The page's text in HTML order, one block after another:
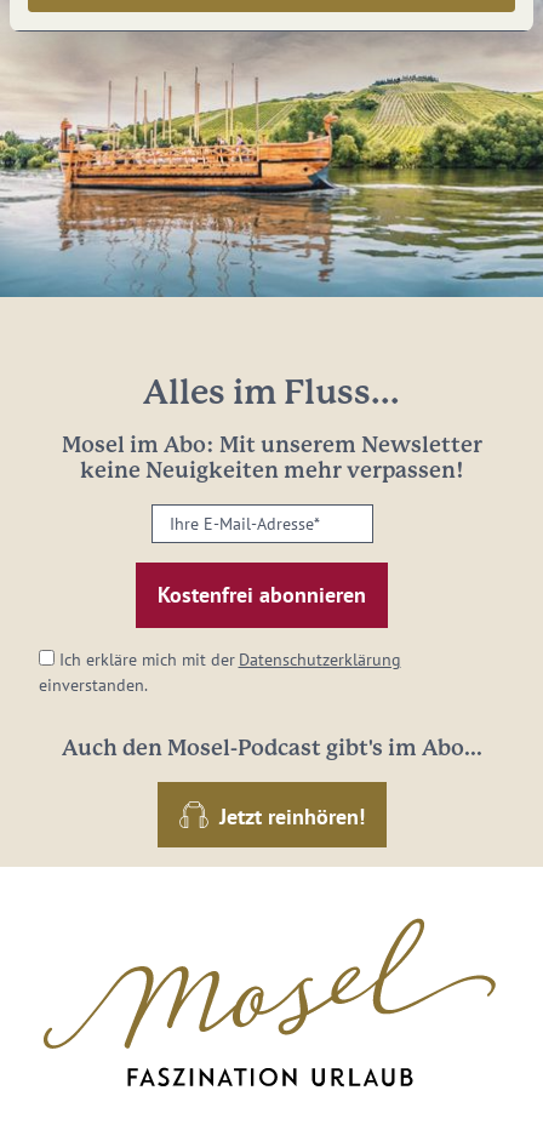
Alles im Fluss...
Mosel im Abo: Mit unserem Newsletter
keine Neuigkeiten mehr verpassen!
Ihre
E-
Mail-
Adresse:
Ich erkläre mich mit der Datenschutzerklärung
einverstanden.
Auch den Mosel-Podcast gibt's im Abo...
Jetzt reinhören!